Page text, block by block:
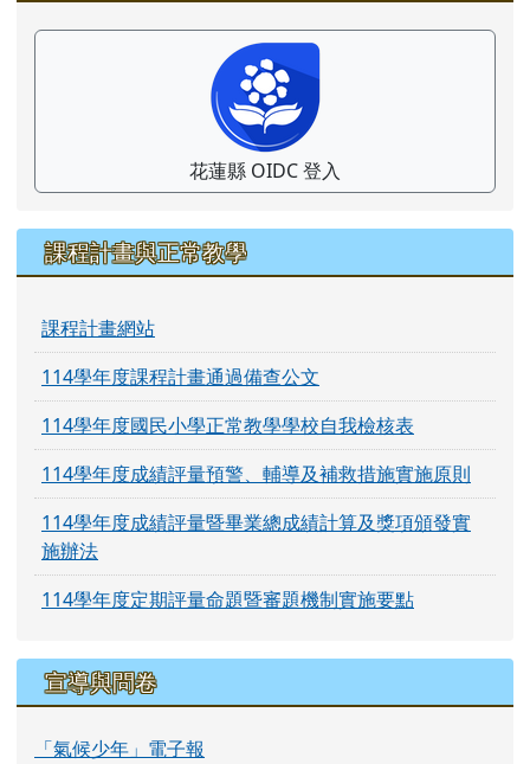
花蓮縣 OIDC 登入
課程計畫與正常教學
課程計畫網站
114學年度課程計畫通過備查公文
114學年度國民小學正常教學學校自我檢核表
114學年度成績評量預警、輔導及補救措施實施原則
114學年度成績評量暨畢業總成績計算及獎項頒發實
施辦法
114學年度定期評量命題暨審題機制實施要點
宣導與問卷
「氣候少年」電子報